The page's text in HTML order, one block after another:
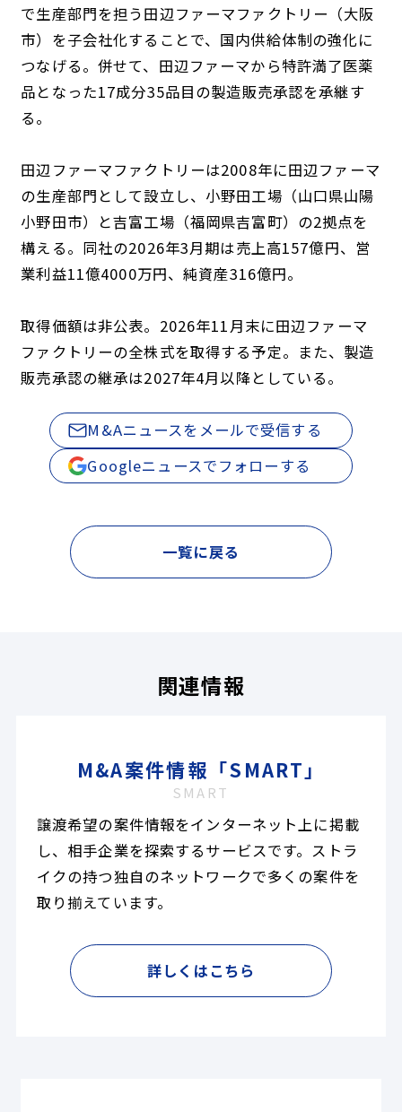
で生産部門を担う田辺ファーマファクトリー（大阪
市）を子会社化することで、国内供給体制の強化に
つなげる。併せて、田辺ファーマから特許満了医薬
品となった17成分35品目の製造販売承認を承継す
る。
田辺ファーマファクトリーは2008年に田辺ファーマ
の生産部門として設立し、小野田工場（山口県山陽
小野田市）と吉富工場（福岡県吉富町）の2拠点を
構える。同社の2026年3月期は売上高157億円、営
業利益11億4000万円、純資産316億円。
取得価額は非公表。2026年11月末に田辺ファーマ
ファクトリーの全株式を取得する予定。また、製造
販売承認の継承は2027年4月以降としている。
M&Aニュースをメールで受信する
Googleニュースでフォローする
一覧に戻る
関連情報
M&A案件情報「SMART」
SMART
譲渡希望の案件情報をインターネット上に掲載
し、相手企業を探索するサービスです。ストラ
イクの持つ独自のネットワークで多くの案件を
取り揃えています。
詳しくはこちら